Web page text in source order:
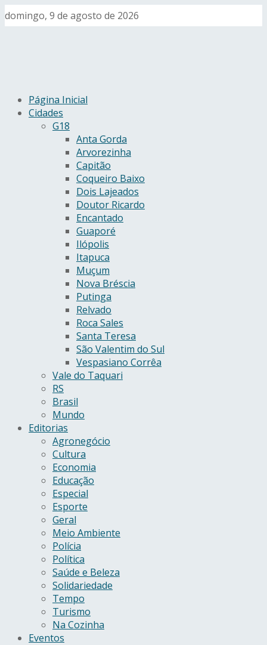
domingo, 9 de agosto de 2026
Página Inicial
Cidades
G18
Anta Gorda
Arvorezinha
Capitão
Coqueiro Baixo
Dois Lajeados
Doutor Ricardo
Encantado
Guaporé
Ilópolis
Itapuca
Muçum
Nova Bréscia
Putinga
Relvado
Roca Sales
Santa Teresa
São Valentim do Sul
Vespasiano Corrêa
Vale do Taquari
RS
Brasil
Mundo
Editorias
Agronegócio
Cultura
Economia
Educação
Especial
Esporte
Geral
Meio Ambiente
Polícia
Política
Saúde e Beleza
Solidariedade
Tempo
Turismo
Na Cozinha
Eventos